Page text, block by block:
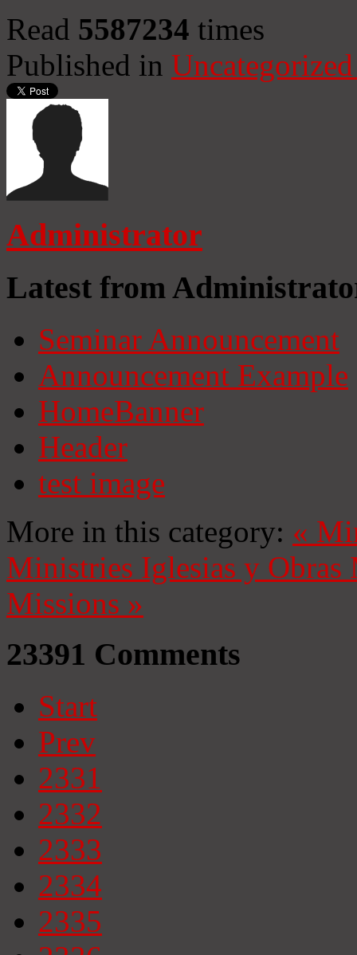
Read 5587234 times
Published in
Administrator
Latest from
Seminar Announcement
Announcement Example
HomeBanner
Header
test image
More in this category: «
Ministries Iglesias y Obras
Missions »
23391 Comments
Start
Prev
2331
2332
2333
2334
2335